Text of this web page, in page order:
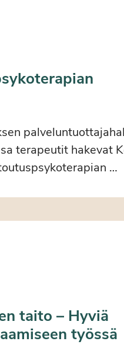
terapeutit hakevat
…
taito – Hyviä
työssä